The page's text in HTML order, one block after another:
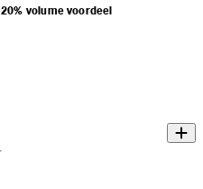
20% volume voordeel